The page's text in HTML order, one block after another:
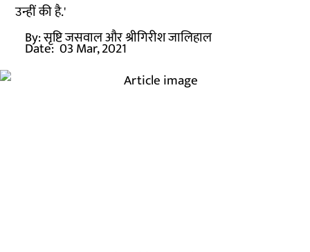
उन्हीं की है.'
By:सृष्टि जसवाल और श्रीगिरीश जालिहाल
Date: 03 Mar, 2021